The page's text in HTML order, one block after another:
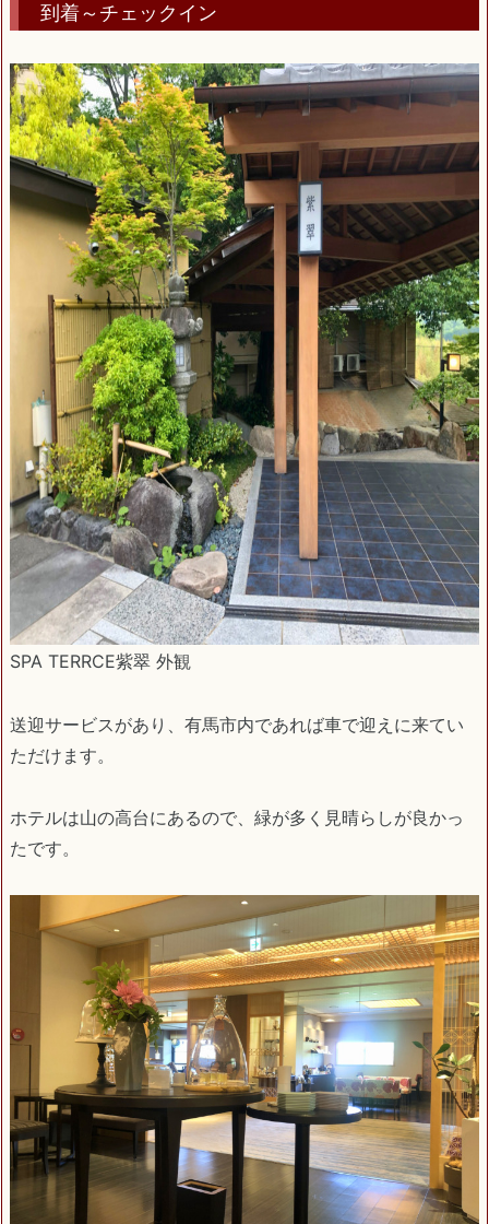
到着～チェックイン
SPA TERRCE紫翠 外観
送迎サービスがあり、有馬市内であれば車で迎えに来てい
ただけます。
ホテルは山の高台にあるので、緑が多く見晴らしが良かっ
たです。